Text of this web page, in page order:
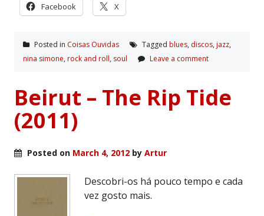
Facebook X
Posted in Coisas Ouvidas Tagged blues, discos, jazz,
nina simone, rock and roll, soul Leave a comment
Beirut – The Rip Tide
(2011)
Posted on March 4, 2012 by Artur
Descobri-os há pouco tempo e cada
vez gosto mais.